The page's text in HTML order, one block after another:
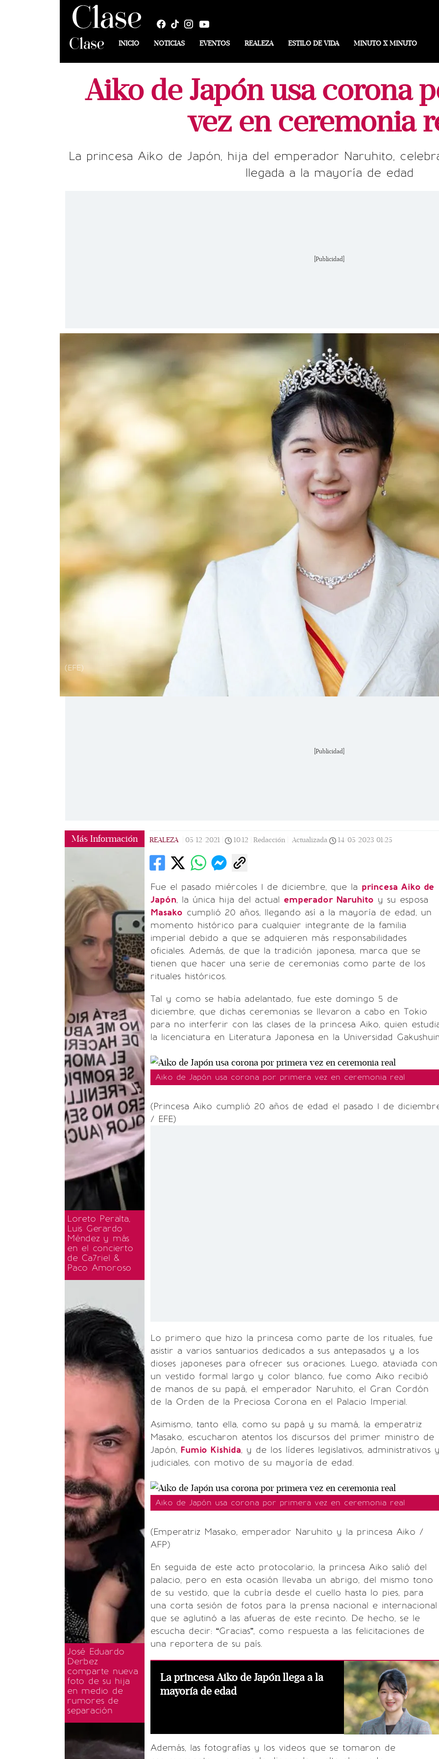
INICIO NOTICIAS EVENTOS REALEZA ESTILO DE VIDA MINUTO X MINUTO
Aiko de Japón usa corona
vez en ceremonia
La princesa Aiko de Japón, hija del emperador Naruhito,
llegada a la mayoría de edad
[Publicidad]
(EFE)
[Publicidad]
Más Información
Loreto Peralta,
Luis Gerardo
Méndez y más
en el concierto
de Ca7riel &
Paco Amoroso
José Eduardo
Derbez
comparte nueva
foto de su hija
en medio de
rumores de
separación
REALEZA 05/12/2021 10:12 Redacción | Actualizada 14/05/2023 01:25
Fue el pasado miércoles 1 de diciembre, que la princesa Aiko de
Japón, la única hija del actual emperador Naruhito y su esposa
Masako cumplió 20 años, llegando así a la mayoría de edad, un
momento histórico para cualquier integrante de la familia
imperial debido a que se adquieren más responsabilidades
oficiales. Además, de que la tradición japonesa, marca que se
tienen que hacer una serie de ceremonias como parte de los
rituales históricos.
Tal y como se había adelantado, fue este domingo 5 de
diciembre, que dichas ceremonias se llevaron a cabo en Tokio
para no interferir con las clases de la princesa Aiko, quien
la licenciatura en Literatura Japonesa en la Universidad
Aiko de Japón usa corona por primera vez en ceremonia real
(Princesa Aiko cumplió 20 años de edad el pasado 1 de
/ EFE)
Lo primero que hizo la princesa como parte de los rituales, fue
asistir a varios santuarios dedicados a sus antepasados y a los
dioses japoneses para ofrecer sus oraciones. Luego, ataviada con
un vestido formal largo y color blanco, fue como Aiko recibió
de manos de su papá, el emperador Naruhito, el Gran Cordón
de la Orden de la Preciosa Corona en el Palacio Imperial.
Asimismo, tanto ella, como su papá y su mamá, la emperatriz
Masako, escucharon atentos los discursos del primer ministro de
Japón, Fumio Kishida, y de los líderes legislativos, administrativos y
judiciales, con motivo de su mayoría de edad.
Aiko de Japón usa corona por primera vez en ceremonia real
(Emperatriz Masako, emperador Naruhito y la princesa Aiko /
AFP)
En seguida de este acto protocolario, la princesa Aiko salió del
palacio, pero en esta ocasión llevaba un abrigo, del mismo tono
de su vestido, que la cubría desde el cuello hasta lo pies, para
una corta sesión de fotos para la prensa nacional e internacional
que se aglutinó a las afueras de este recinto. De hecho, se le
escucha decir: “Gracias”, como respuesta a las felicitaciones de
una reportera de su país.
La princesa Aiko de Japón llega a la
mayoría de edad
Además, las fotografías y los videos que se tomaron de